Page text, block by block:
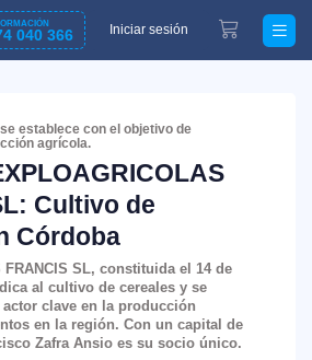
040 366 Iniciar sesión
establece con el objetivo de
agrícola.
Cultivo de
Córdoba
FRANCIS SL, constituida el 14 de
al cultivo de cereales y se
clave en la producción
en la región. Con un capital de
Zafra Ansio es su socio único.